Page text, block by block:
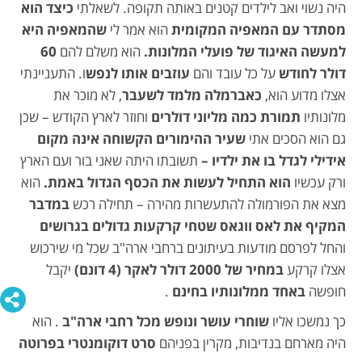
היה נשוי ואב לילדים קטנים באותה תקופה. לשאלתי כיצד הוא
מסתדר עם המאפיה המקומיתהוא אמר לי שהמאפיה היא
למעשה האיגוד של פועלי המלונות. הוא משלם להם 60
דולר לחודש על כל עובד והם עוזבים אותו לנפשו. התעניינתי
אצלו מדוע הוא, כאברמלה מלמד לשעבר, לא מוכר את
מלונותיו תמורת כמה מליוני דולרים וחוזר לארץ הקודש – שכן
גם הוא הסכים אתי שעיר ההימורים הקשוחה אינה מקום
אידילי לגדל בו את ילדיו – תשובתו היתה שאני בור ועם הארץ
ורק עכשיו הוא התחיל לעשות את הכסף הגדול באמת. הוא
מצא את הפורמולה להתעשרות מהירה – תחילה רכש במדבר
המקיף את לאס ווגאס שטחי קרקעות גדולים בגרושים
והחל לפרסם מודעות בעיתונים ברחבי ארה"ב שכל מי שירכוש
אצלו קרקעבמחיר של 2000 דולר לאקר (4 דונם)
יקבל
חופשה באחד ממלונותיו בחינם .
כך נמשכו אליו שוחרי עושר ונופש מכל רחבי ארה"ב . הוא
היה מארחם בנדיבות, מקרין בפניהם סרט דוקומנטרי בפרוטה